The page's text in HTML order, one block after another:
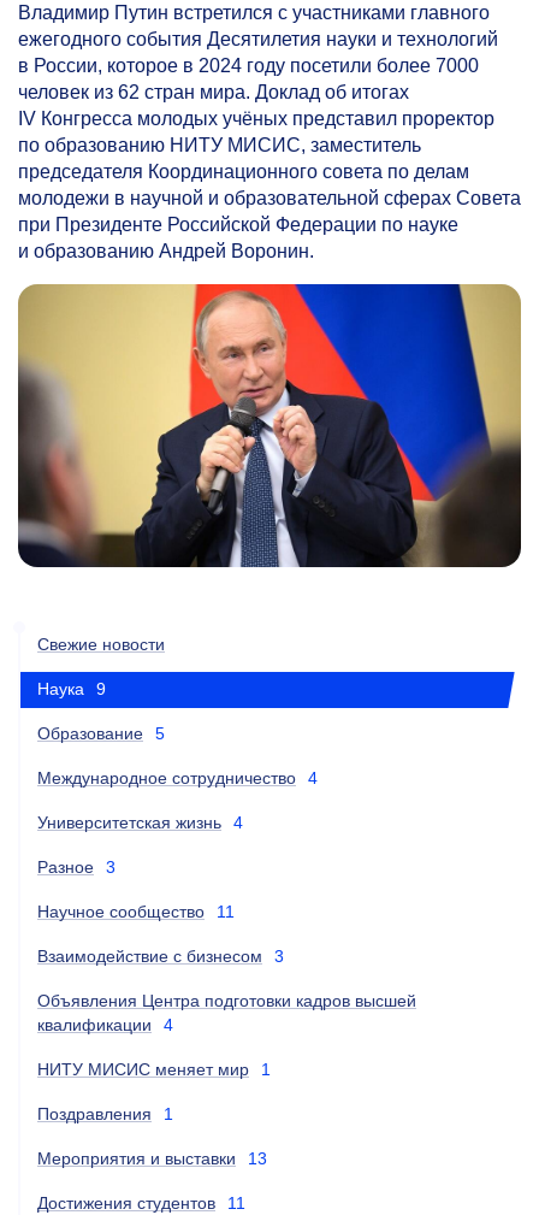
Владимир Путин встретился с участниками главного
ежегодного события Десятилетия науки и технологий
в России, которое в 2024 году посетили более 7000
человек из 62 стран мира. Доклад об итогах
IV Конгресса молодых учёных представил проректор
по образованию НИТУ МИСИС, заместитель
председателя Координационного совета по делам
молодежи в научной и образовательной сферах Совета
при Президенте Российской Федерации по науке
и образованию Андрей Воронин.
Свежие новости
Наука 9
Образование 5
Международное сотрудничество 4
Университетская жизнь 4
Разное 3
Научное сообщество 11
Взаимодействие с бизнесом 3
Объявления Центра подготовки кадров высшей
квалификации
4
НИТУ МИСИС меняет мир 1
Поздравления 1
Мероприятия и выставки 13
Достижения студентов 11